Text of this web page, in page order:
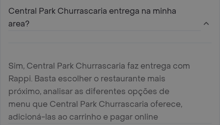
Central Park Churrascaria entrega na minha
area?
Sim, Central Park Churrascaria faz entrega com
Rappi. Basta escolher o restaurante mais
próximo, analisar as diferentes opções de
menu que Central Park Churrascaria oferece,
adicioná-las ao carrinho e pagar online